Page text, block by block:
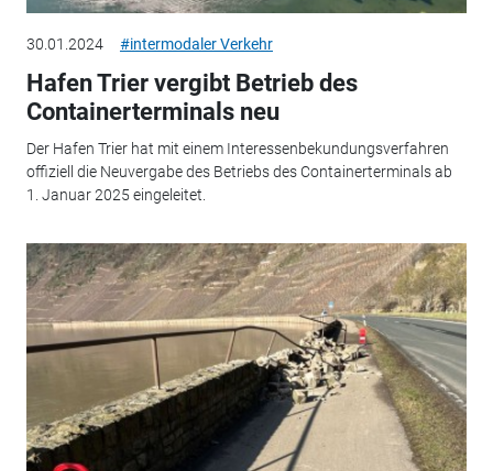
30.01.2024 #intermodaler Verkehr
Hafen Trier vergibt Betrieb des
Containerterminals neu
Der Hafen Trier hat mit einem Interessenbekundungsverfahren
offiziell die Neuvergabe des Betriebs des Containerterminals ab
1. Januar 2025 eingeleitet.